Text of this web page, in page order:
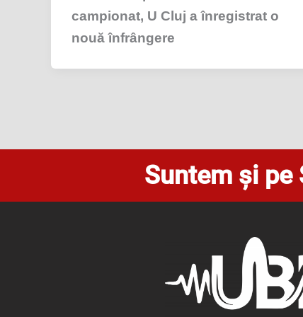
campionat, U Cluj a înregistrat o
nouă înfrângere
Suntem și pe